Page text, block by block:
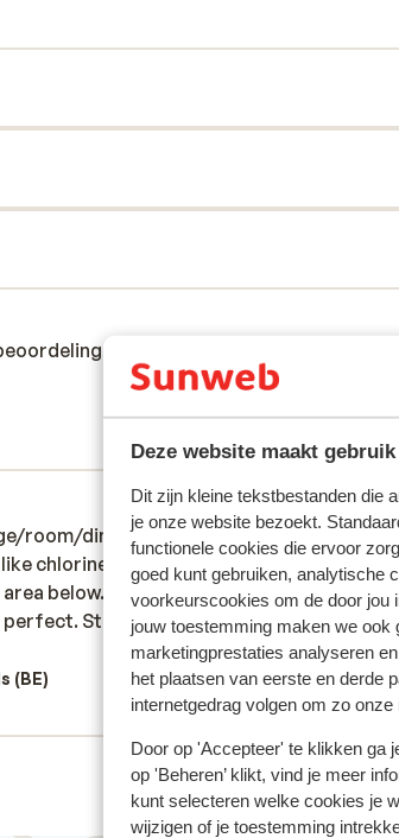
Deze website maakt
Dit zijn kleine tekstbestanden die
je onze website bezoekt.
functionele cookies die ervoor
goed kunt gebruiken, analytische
voorkeurscookies om de door jou
jouw toestemming maken we
marketingprestaties analyseren
het plaatsen van eerste en derde
internetgedrag volgen om zo
Door op 'Accepteer' te klikken ga
op 'Beheren’ klikt, vind je meer
kunt selecteren welke cookies je
wijzigen of je toestemming
die hun ervaring met ons
22 mrt. 2026
room/dining areas.
chlorine, which the
below. Food was
perfect. Staff were
room/dining areas.
chlorine, which the
below. Food was
perfect. Staff were
(BE)
9.7
Vi har været
maden til
udvalg!
Vi har været
maden til
udvalg!
Vertalen
Anoniem